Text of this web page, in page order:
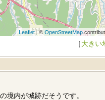
Leaflet| © OpenStreetMap
［大きい
境内が城跡だそうです。